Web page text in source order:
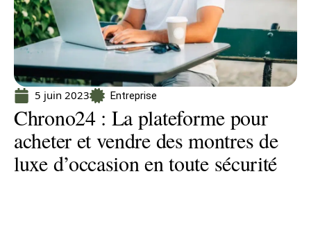
5 juin 2023 Entreprise
Chrono24 : La plateforme pour
acheter et vendre des montres de
luxe d’occasion en toute sécurité